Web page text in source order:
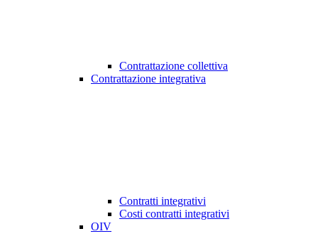
Contrattazione collettiva
Contrattazione integrativa
Contratti integrativi
Costi contratti integrativi
OIV